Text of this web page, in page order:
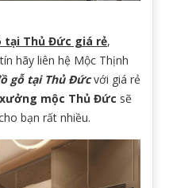
tại Thủ Đức giá rẻ,
hãy liên hệ Mộc Thịnh
gỗ tại Thủ Đứcvới giá rẻ
xưởng mộc Thủ Đức sẽ
bạn rất nhiều.